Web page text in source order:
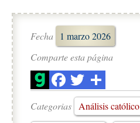
Fecha
1 marzo 2026
Comparte esta página
Categorias Análisis católico